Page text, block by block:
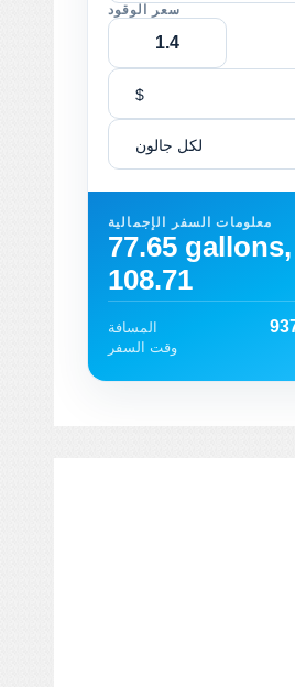
سعر الوقود
$
لكل جالون
معلومات السفر الإجمالية
77.65
108.71
المسافة
وقت السفر